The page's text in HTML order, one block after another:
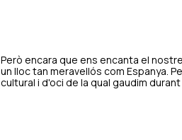
Però encara que ens encanta el
un lloc tan meravellós com Espanya.
cultural i d'oci de la qual gaudim